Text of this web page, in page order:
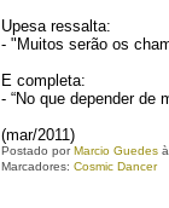
Upesa ressalta:
- "Muitos serão os
E completa:
- “No que depender de
(mar/2011)
Postado porMarcio Guedes
Marcadores:Cosmic Dancer